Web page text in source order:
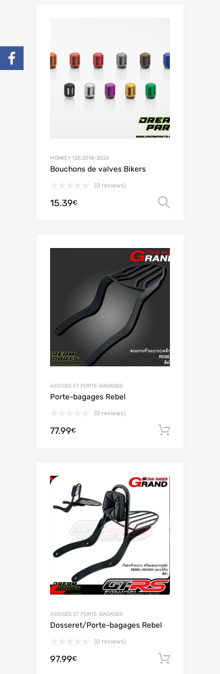
MONKEY 125 2018-2026
Bouchons de valves Bikers
(0 reviews)
15.39€
ASSISES ET PORTE-BAGAGES
Porte-bagages Rebel
(0 reviews)
77.99€
ASSISES ET PORTE-BAGAGES
Dosseret/Porte-bagages Rebel
(0 reviews)
97.99€